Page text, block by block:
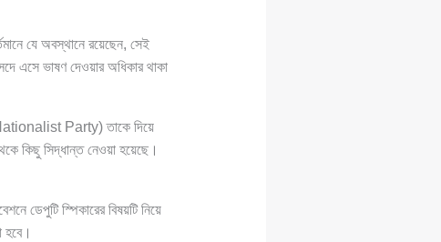
যে অবস্থানে রয়েছেন, সেই
এসে ভাষণ দেওয়ার অধিকার থাকা
Party) তাকে দিয়ে
কিছু সিদ্ধান্ত নেওয়া হয়েছে।
ডেপুটি স্পিকারের বিষয়টি নিয়ে
হবে।